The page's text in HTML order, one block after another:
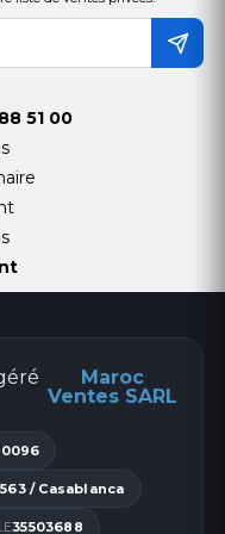
ou 48V 802.3at
-30 à 60°C
51 00
Maroc
Ventes SARL
/ Casablanca
35503688